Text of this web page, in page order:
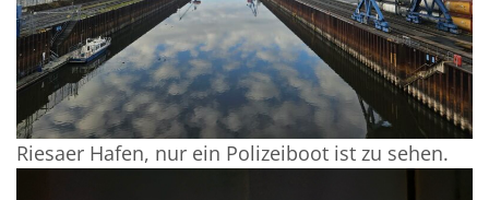
Riesaer Hafen, nur ein Polizeiboot ist zu sehen.